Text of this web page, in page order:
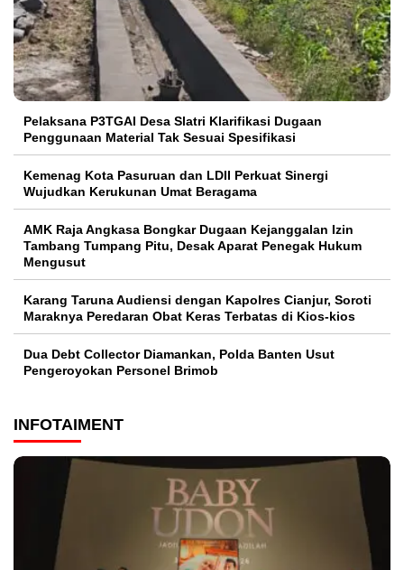
Pelaksana P3TGAI Desa Slatri Klarifikasi Dugaan
Penggunaan Material Tak Sesuai Spesifikasi
Kemenag Kota Pasuruan dan LDII Perkuat Sinergi
Wujudkan Kerukunan Umat Beragama
AMK Raja Angkasa Bongkar Dugaan Kejanggalan Izin
Tambang Tumpang Pitu, Desak Aparat Penegak Hukum
Mengusut
Karang Taruna Audiensi dengan Kapolres Cianjur, Soroti
Maraknya Peredaran Obat Keras Terbatas di Kios-kios
Dua Debt Collector Diamankan, Polda Banten Usut
Pengeroyokan Personel Brimob
INFOTAIMENT